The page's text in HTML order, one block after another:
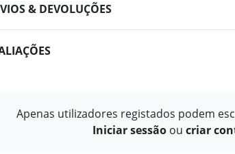
& DEVOLUÇÕES
Apenas utilizadores registados podem
Iniciar sessão ou criar